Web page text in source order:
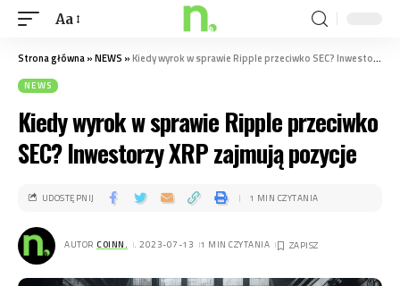
Aa
Strona główna»NEWS »Kiedy wyrok w sprawie Ripple przeciwko SEC? Inwestorzy XRP zajmują pozycje
NEWS
Kiedy wyrok w sprawie Ripple przeciwko
SEC? Inwestorzy XRP zajmują pozycje
AUTOR COINN. . 2023-07-13 1 MIN CZYTANIA
UDOSTĘPNIJ 1 MIN CZYTANIA